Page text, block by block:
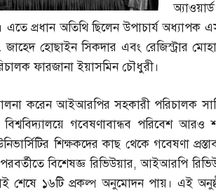
এতে প্রধান অতিথি ছিলেন উপাচার্য অধ্যাপক
জাহেদ হোছাইন সিকদার এবং রেজিস্ট্রার
ফারজানা ইয়াসমিন চৌধুরী।
করেন আইআরপির সহকারী পরিচালক
গবেষণাবান্ধব পরিবেশ
শিক্ষকদের কাছ থেকে গবেষণা
বিশেষজ্ঞ রিভিউয়ার,আইআরপি রিভিউ
শেষে ১৬টি প্রকল্প অনুমোদন পায়। এই